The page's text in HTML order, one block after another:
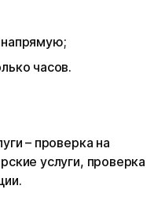
часов.
– проверка на
услуги, проверка